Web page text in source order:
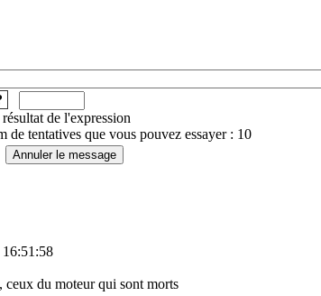
de l'expression
de tentatives que vous pouvez essayer : 10
ceux du moteur qui sont morts